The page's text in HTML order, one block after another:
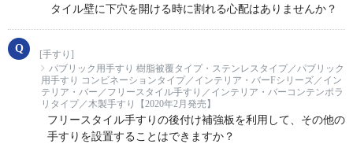
タイル壁に下穴を開ける時に割れる心配はありませんか？
[手すり]
パブリック用手すり 樹脂被覆タイプ・ステンレスタイプ／パブリック
用手すり コンビネーションタイプ／インテリア・バーFシリーズ／イン
テリア・バー／フリースタイル手すり／インテリア・バーコンテンポラ
リタイプ／木製手すり【2020年2月発売】
フリースタイル手すりの後付け補強板を利用して、その他の
手すりを設置することはできますか？